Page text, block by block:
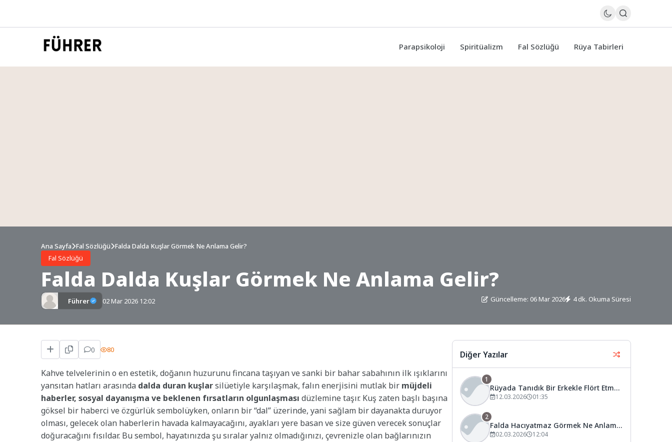
Parapsikoloji Spiritüalizm Fal Sözlüğü Rüya Tabirleri
Ana Sayfa Fal Sözlüğü Falda Dalda Kuşlar Görmek Ne Anlama Gelir?
Fal Sözlüğü
Falda Dalda Kuşlar Görmek Ne Anlama Gelir?
Führer 02 Mar 2026 12:02 Güncelleme: 06 Mar 2026 4 dk. Okuma Süresi
0 80
Kahve telvelerinin o en estetik, doğanın huzurunu fincana taşıyan ve sanki bir bahar sabahının ilk ışıklarını
yansıtan hatları arasında dalda duran kuşlarsilüetiyle karşılaşmak, falın enerjisini mutlak bir müjdeli
haberler, sosyal dayanışma ve beklenen fırsatların olgunlaşması düzlemine taşır. Kuş zaten başlı başına
göksel bir haberci ve özgürlük sembolüyken, onların bir “dal” üzerinde, yani sağlam bir dayanakta duruyor
olması, gelecek olan haberlerin havada kalmayacağını, ayakları yere basan ve size güven verecek sonuçlar
doğuracağını fısıldar. Bu sembol, hayatınızda şu sıralar yalnız olmadığınızı, çevrenizle olan bağlarınızın
Diğer Yazılar
1
Rüyada Tanıdık Bir Erkekle Flört Etmek
Ne Anlama Gelir?
12.03.2026 01:35
2
Falda Hacıyatmaz Görmek Ne Anlama
Gelir?
02.03.2026 12:04